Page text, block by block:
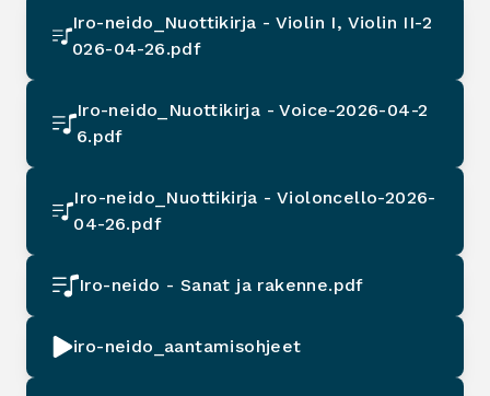
Iro-neido_Nuottikirja - Violin I, Violin II-2
026-04-26.pdf
Iro-neido_Nuottikirja - Voice-2026-04-2
6.pdf
Iro-neido_Nuottikirja - Violoncello-2026-
04-26.pdf
Iro-neido - Sanat ja rakenne.pdf
iro-neido_aantamisohjeet